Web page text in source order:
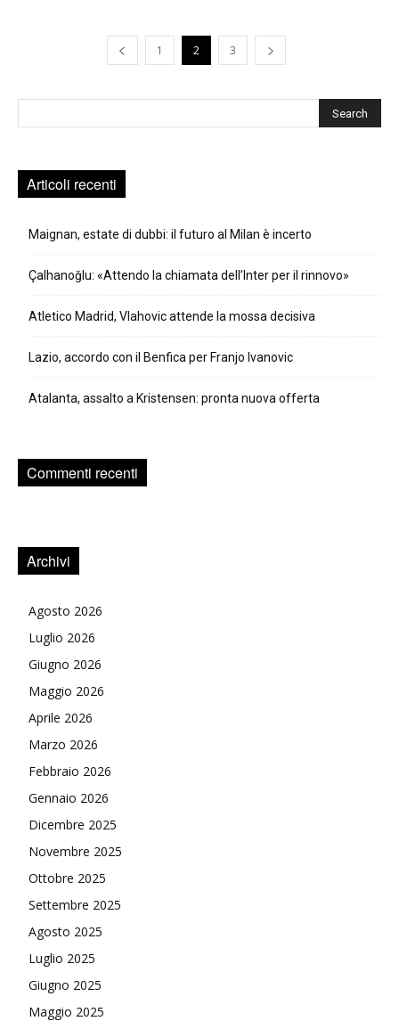
1 2 3
Articoli recenti
Maignan, estate di dubbi: il futuro al Milan è incerto
Çalhanoğlu: «Attendo la chiamata dell’Inter per il rinnovo»
Atletico Madrid, Vlahovic attende la mossa decisiva
Lazio, accordo con il Benfica per Franjo Ivanovic
Atalanta, assalto a Kristensen: pronta nuova offerta
Commenti recenti
Archivi
Agosto 2026
Luglio 2026
Giugno 2026
Maggio 2026
Aprile 2026
Marzo 2026
Febbraio 2026
Gennaio 2026
Dicembre 2025
Novembre 2025
Ottobre 2025
Settembre 2025
Agosto 2025
Luglio 2025
Giugno 2025
Maggio 2025